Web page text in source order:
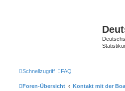
Schnellzugriff FAQ
Foren-Übersicht Kontakt mit der